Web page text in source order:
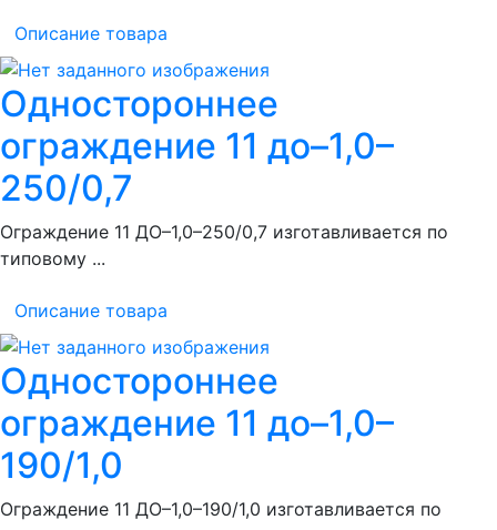
Описание товара
Одностороннее
ограждение 11 до–1,0–
250/0,7
Ограждение 11 ДО–1,0–250/0,7 изготавливается по
типовому ...
Описание товара
Одностороннее
ограждение 11 до–1,0–
190/1,0
Ограждение 11 ДО–1,0–190/1,0 изготавливается по